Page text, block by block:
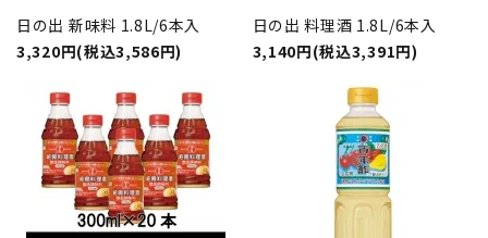
日の出 新味料 1.8L/6本入
3,320円(税込3,586円)
日の出 料理酒 1.8L/6本入
3,140円(税込3,391円)